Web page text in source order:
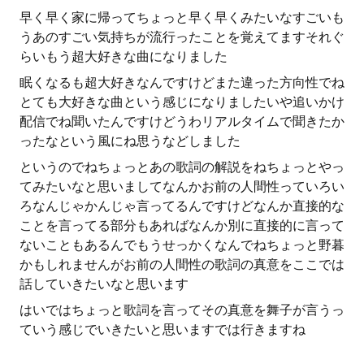
早く早く家に帰ってちょっと早く早くみたいなすごいも
うあのすごい気持ちが流行ったことを覚えてますそれぐ
らいもう超大好きな曲になりました
眠くなるも超大好きなんですけどまた違った方向性でね
とても大好きな曲という感じになりましたいや追いかけ
配信でね聞いたんですけどうわリアルタイムで聞きたか
ったなという風にね思うなどしました
というのでねちょっとあの歌詞の解説をねちょっとやっ
てみたいなと思いましてなんかお前の人間性っていろい
ろなんじゃかんじゃ言ってるんですけどなんか直接的な
ことを言ってる部分もあればなんか別に直接的に言って
ないこともあるんでもうせっかくなんでねちょっと野暮
かもしれませんがお前の人間性の歌詞の真意をここでは
話していきたいなと思います
はいではちょっと歌詞を言ってその真意を舞子が言うっ
ていう感じでいきたいと思いますでは行きますね